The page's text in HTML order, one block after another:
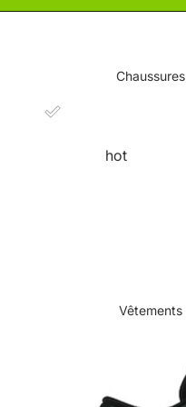
Chaussures
hot
Vêtements